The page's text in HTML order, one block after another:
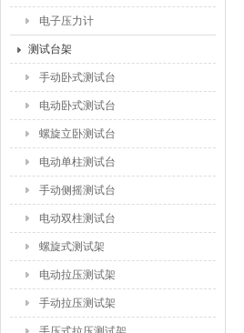
电子压力计
测试台架
手动卧式测试台
电动卧式测试台
螺旋立卧测试台
电动单柱测试台
手动侧摇测试台
电动双柱测试台
螺旋式测试架
电动拉压测试架
手动拉压测试架